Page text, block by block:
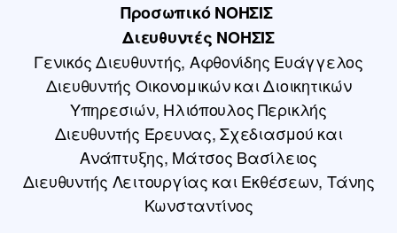
Προσωπικό ΝΟΗΣΙΣ
Διευθυντές ΝΟΗΣΙΣ
Γενικός Διευθυντής, Αφθονίδης Ευάγγελος
Διευθυντής Οικονομικών και Διοικητικών
Υπηρεσιών, Ηλιόπουλος Περικλής
Διευθυντής Έρευνας, Σχεδιασμού και
Ανάπτυξης, Μάτσος Βασίλειος
Διευθυντής Λειτουργίας και Εκθέσεων, Τάνης
Κωνσταντίνος